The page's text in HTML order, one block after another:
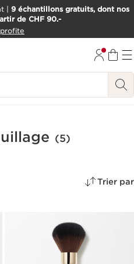
| 9 échantillons gratuits, dont nos
de CHF 90.-
(5)
Trier par